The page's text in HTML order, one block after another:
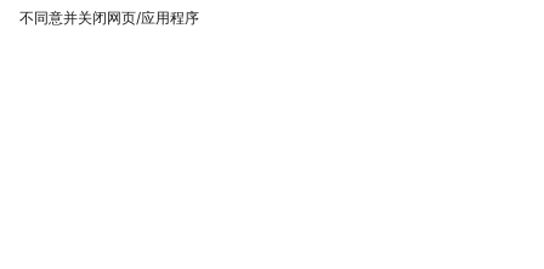
不同意并关闭网页/应用程序